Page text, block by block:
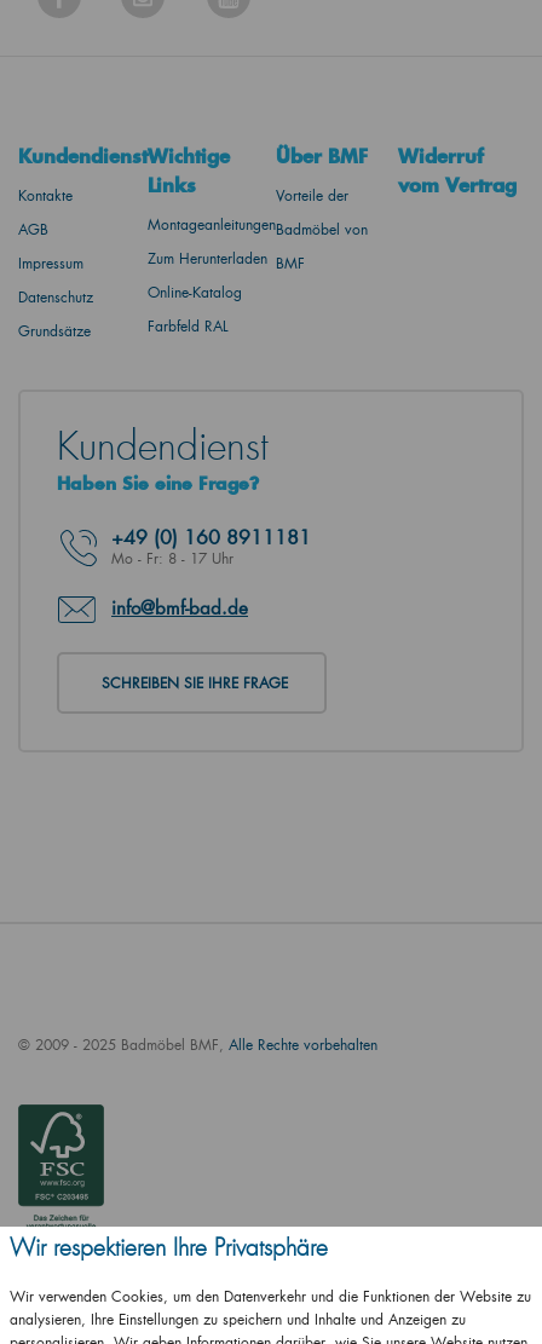
Kundendienst
Kontakte
AGB
Impressum
Datenschutz
Grundsätze
Wichtige
Links
Montageanleitungen
Zum Herunterladen
Online-Katalog
Farbfeld RAL
Über BMF
Vorteile der
Badmöbel von
BMF
Widerruf
vom Vertrag
Kundendienst
Haben Sie eine Frage?
+49 (0) 160 8911181
Mo - Fr: 8 - 17 Uhr
info@bmf-bad.de
SCHREIBEN SIE IHRE FRAGE
© 2009 - 2025 Badmöbel BMF, Alle Rechte vorbehalten
Wir respektieren Ihre Privatsphäre
Wir verwenden Cookies, um den Datenverkehr und die Funktionen der Website zu
analysieren, Ihre Einstellungen zu speichern und Inhalte und Anzeigen zu